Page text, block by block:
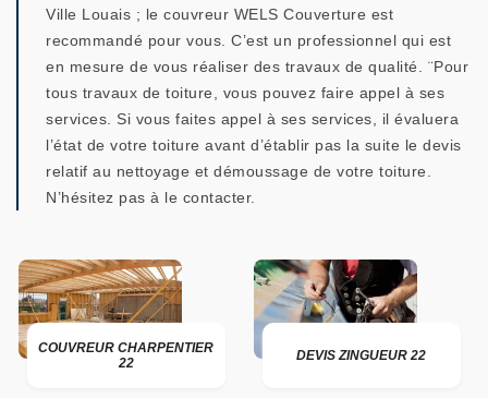
Ville Louais ; le couvreur WELS Couverture est
recommandé pour vous. C’est un professionnel qui est
en mesure de vous réaliser des travaux de qualité. ¨Pour
tous travaux de toiture, vous pouvez faire appel à ses
services. Si vous faites appel à ses services, il évaluera
l’état de votre toiture avant d’établir pas la suite le devis
relatif au nettoyage et démoussage de votre toiture.
N’hésitez pas à le contacter.
COUVREUR CHARPENTIER
22
DEVIS ZINGUEUR 22